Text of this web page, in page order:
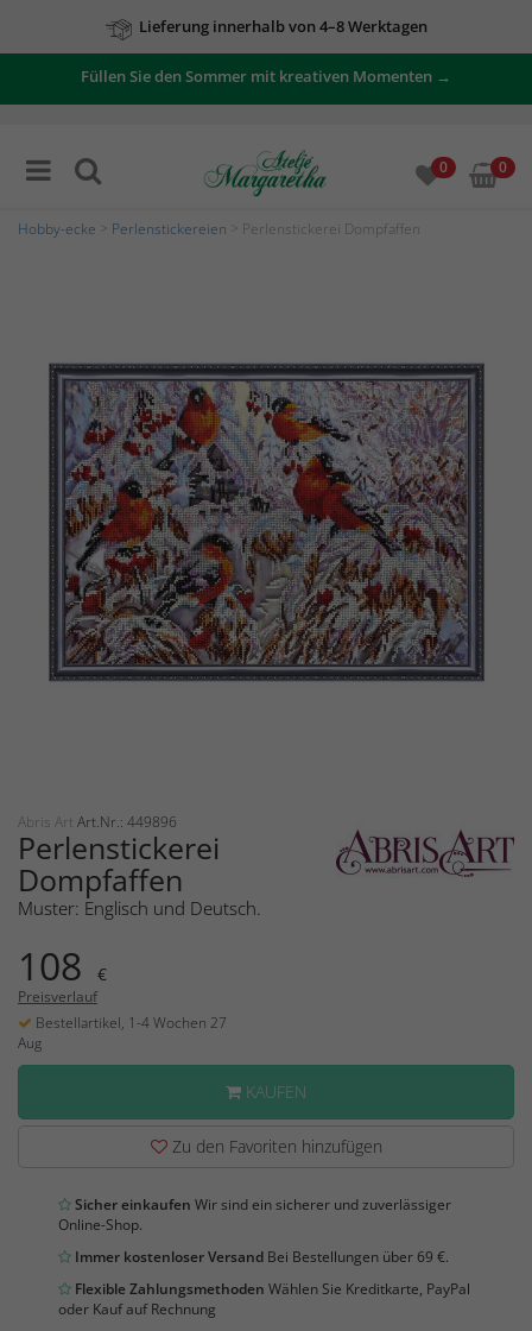
Lieferung innerhalb von 4–8 Werktagen
Füllen Sie den Sommer mit kreativen Momenten →
0 0
Hobby-ecke Perlenstickereien > Perlenstickerei Dompfaffen
Abris Art Art.Nr.: 449896
Perlenstickerei
Dompfaffen
Muster: Englisch und Deutsch.
108 €
Preisverlauf
Bestellartikel, 1-4 Wochen 27
Aug
KAUFEN
Zu den Favoriten hinzufügen
Sicher einkaufen Wir sind ein sicherer und zuverlässiger
Online-Shop.
Immer kostenloser Versand Bei Bestellungen über 69 €.
Flexible Zahlungsmethoden Wählen Sie Kreditkarte, PayPal
oder Kauf auf Rechnung